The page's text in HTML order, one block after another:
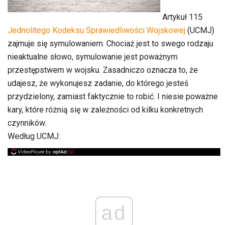
Artykuł 115
Jednolitego Kodeksu Sprawiedliwości Wojskowej (UCMJ)
zajmuje się symulowaniem. Chociaż jest to swego rodzaju
nieaktualne słowo, symulowanie jest poważnym
przestępstwem w wojsku. Zasadniczo oznacza to, że
udajesz, że wykonujesz zadanie, do którego jesteś
przydzielony, zamiast faktycznie to robić. I niesie poważne
kary, które różnią się w zależności od kilku konkretnych
czynników.
Według UCMJ:
ad